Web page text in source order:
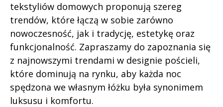
tekstyliów domowych proponują szereg
trendów, które łączą w sobie zarówno
nowoczesność, jak i tradycję, estetykę oraz
funkcjonalność. Zapraszamy do zapoznania się
z najnowszymi trendami w designie pościeli,
które dominują na rynku, aby każda noc
spędzona we własnym łóżku była synonimem
luksusu i komfortu.